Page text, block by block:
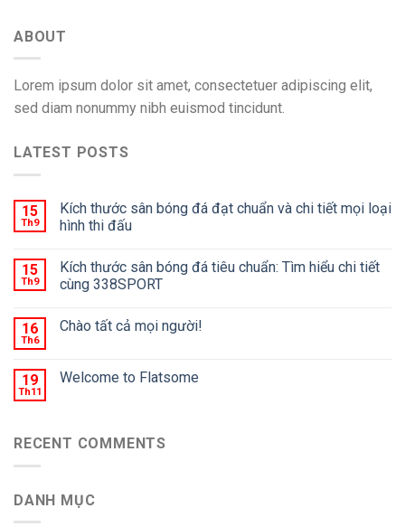
ABOUT
Lorem ipsum dolor sit amet, consectetuer adipiscing elit,
sed diam nonummy nibh euismod tincidunt.
LATEST POSTS
15
Th9
Kích thước sân bóng đá đạt chuẩn và chi tiết mọi loại
hình thi đấu
15
Th9
Kích thước sân bóng đá tiêu chuẩn: Tìm hiểu chi tiết
cùng 338SPORT
16
Th6
Chào tất cả mọi người!
19
Th11
Welcome to Flatsome
RECENT COMMENTS
DANH MỤC